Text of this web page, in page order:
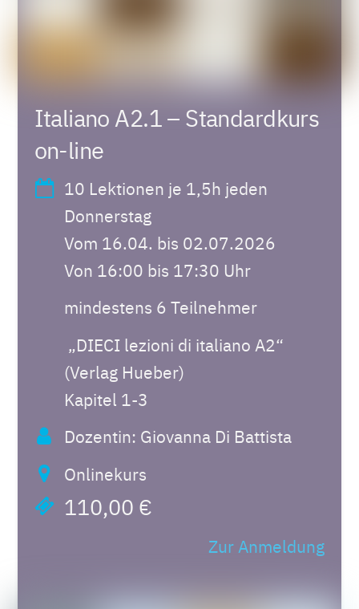
Italiano A2.1 – Standardkurs
on-line
10 Lektionen je 1,5h jeden
Donnerstag
Vom 16.04. bis 02.07.2026
Von 16:00 bis 17:30 Uhr
mindestens 6 Teilnehmer
„DIECI lezioni di italiano A2“
(Verlag Hueber)
Kapitel 1-3
Dozentin: Giovanna Di Battista
Onlinekurs
110,00 €
Zur Anmeldung